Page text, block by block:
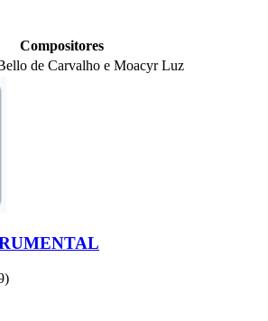
Compositores
de Carvalho e Moacyr Luz